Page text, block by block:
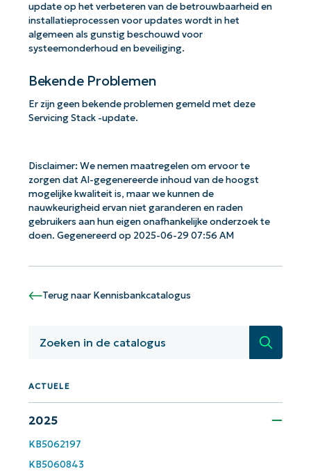
update op het verbeteren van de betrouwbaarheid en
installatieprocessen voor updates wordt in het
algemeen als gunstig beschouwd voor
systeemonderhoud en beveiliging.
Bekende Problemen
Er zijn geen bekende problemen gemeld met deze
Servicing Stack -update.
Disclaimer: We nemen maatregelen om ervoor te
zorgen dat AI-gegenereerde inhoud van de hoogst
mogelijke kwaliteit is, maar we kunnen de
nauwkeurigheid ervan niet garanderen en raden
gebruikers aan hun eigen onafhankelijke onderzoek te
doen. Gegenereerd op 2025-06-29 07:56 AM
Terug naar Kennisbankcatalogus
Zoeken
ACTUELE
2025
KB5062197
KB5060843
Aan de slag met NinjaOne AI-
gestuurde KB-analyses!
and
Business